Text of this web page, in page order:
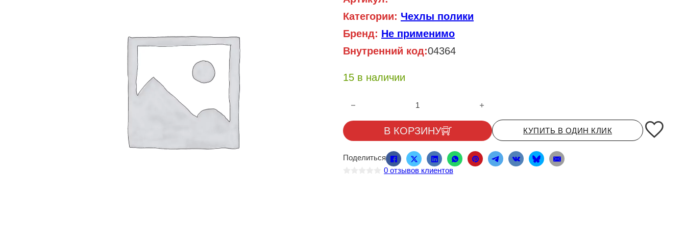
Категории: Чехлы полики
Бренд: Не применимо
Внутренний код:04364
15 в наличии
Количество товара Полик X3000 черный
В КОРЗИНУ КУПИТЬ В ОДИН КЛИК
Поделиться
0 отзывов клиентов